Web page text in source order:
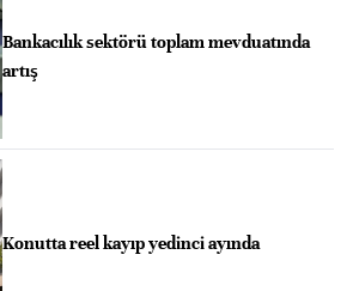
Bankacılık sektörü toplam mevduatında
artış
Konutta reel kayıp yedinci ayında